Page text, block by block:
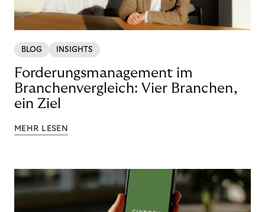
BLOG INSIGHTS
Forderungsmanagement im
Branchenvergleich: Vier Branchen,
ein Ziel
MEHR LESEN